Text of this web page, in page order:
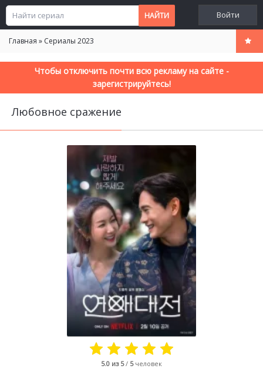
Войти
Главная » Сериалы 2023
Чтобы отключить почти всю рекламу на сайте -
зарегистрируйтесь!
Любовное сражение
5.0 из 5/ 5 человек